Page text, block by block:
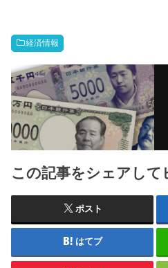
経済情報
この記事をシェアして
ポスト
はてブ